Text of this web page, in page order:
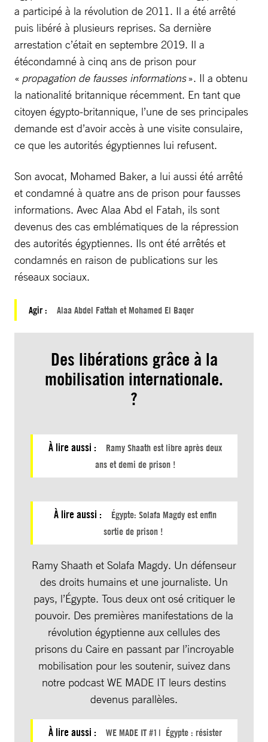
a participé à la révolution de 2011. Il a été arrêté
puis libéré à plusieurs reprises. Sa dernière
arrestation c’était en septembre 2019. Il a
étécondamné à cinq ans de prison pour
« propagation de fausses informations». Il a obtenu
la nationalité britannique récemment. En tant que
citoyen égypto-britannique, l’une de ses principales
demande est d’avoir accès à une visite consulaire,
ce que les autorités égyptiennes lui refusent.
Son avocat, Mohamed Baker, a lui aussi été arrêté
et condamné à quatre ans de prison pour fausses
informations. Avec Alaa Abd el Fatah, ils sont
devenus des cas emblématiques de la répression
des autorités égyptiennes. Ils ont été arrêtés et
condamnés en raison de publications sur les
réseaux sociaux.
Agir : Alaa Abdel Fattah et Mohamed El Baqer
Des libérations grâce à la
mobilisation internationale.
?
À lire aussi :
Ramy Shaath est libre après deux
ans et demi de prison !
À lire aussi :
Égypte: Solafa Magdy est enfin
sortie de prison !
Ramy Shaath et Solafa Magdy. Un défenseur
des droits humains et une journaliste. Un
pays, l’Égypte. Tous deux ont osé critiquer le
pouvoir. Des premières manifestations de la
révolution égyptienne aux cellules des
prisons du Caire en passant par l’incroyable
mobilisation pour les soutenir, suivez dans
notre podcast WE MADE IT leurs destins
devenus parallèles.
À lire aussi :
WE MADE IT #1 | Égypte : résister